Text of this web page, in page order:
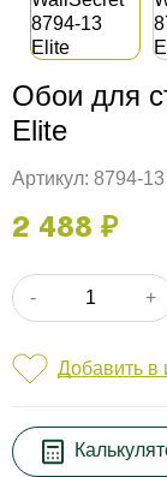
Обои для
Elite
Артикул: 8794-13
2 488 ₽
- +
Добавить в